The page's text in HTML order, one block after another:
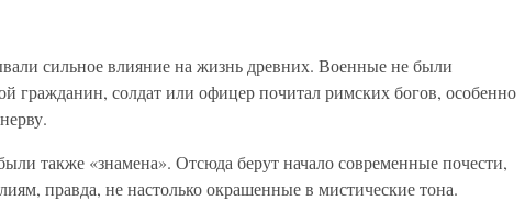
сильное влияние на жизнь древних. Военные не были
гражданин, солдат или офицер почитал римских богов, особенно
также «знамена». Отсюда берут начало современные почести,
правда, не настолько окрашенные в мистические тона.